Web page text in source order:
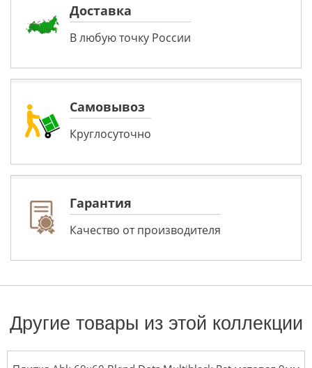
Доставка
В любую точку России
Самовывоз
Круглосуточно
Гарантия
Качество от производителя
Другие товары из этой коллекции